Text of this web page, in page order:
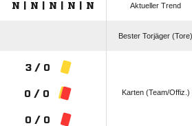
N | N | N | N | N Aktueller Trend
Bester Torjäger (Tore)
3 / 0
0 / 0
0 / 0
Karten (Team/Offiz.)